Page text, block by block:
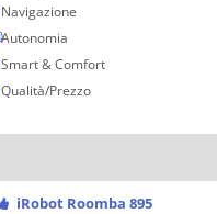
Navigazione
Autonomia
Smart & Comfort
Qualità/Prezzo
iRobot Roomba 895